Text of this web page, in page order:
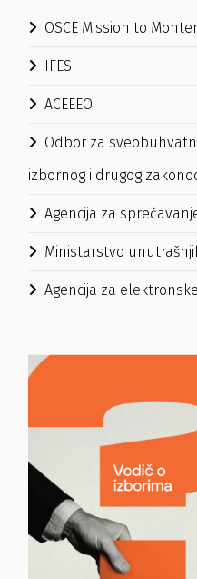
OSCE Mission to
IFES
ACEEEO
Odbor za
izbornog i drugog
Agencija za
Ministarstvo
Agencija za